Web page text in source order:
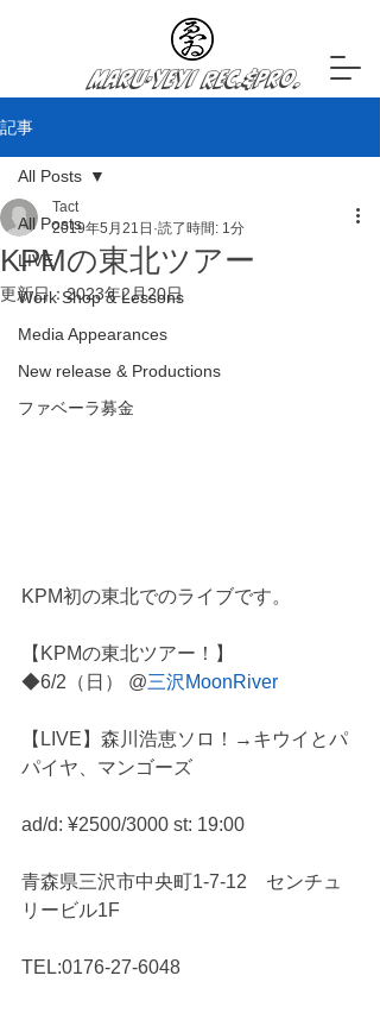
Maru-YeYi Rec.&Pro.
記事
All Posts
LIVE
Work Shop & Lessons
Media Appearances
New release & Productions
ファベーラ募金
All Posts
KPMの東北ツアー
Tact
2019年5月21日 読了時間: 1分
更新日：2023年2月20日
KPM初の東北でのライブです。
【KPMの東北ツアー！】
◆6/2（日） @三沢MoonRiver
【LIVE】森川浩恵ソロ！→キウイとパ
パイヤ、マンゴーズ
ad/d: ¥2500/3000 st: 19:00
青森県三沢市中央町1-7-12　センチュ
リービル1F
TEL:0176-27-6048